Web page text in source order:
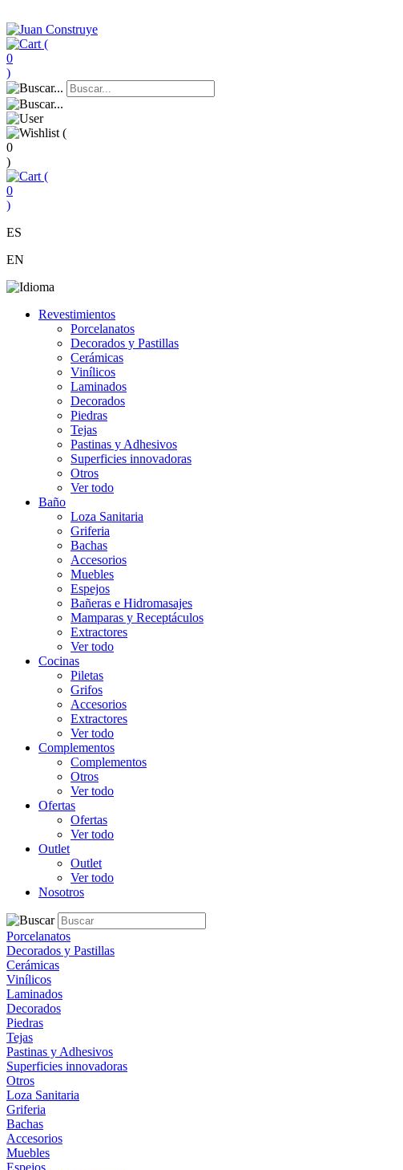
(
0
)
(
0
)
(
0
)
ES
EN
Revestimientos
Porcelanatos
Decorados y Pastillas
Cerámicas
Vinílicos
Laminados
Decorados
Piedras
Tejas
Pastinas y Adhesivos
Superficies innovadoras
Otros
Ver todo
Baño
Loza Sanitaria
Griferia
Bachas
Accesorios
Muebles
Espejos
Bañeras e Hidromasajes
Mamparas y Receptáculos
Extractores
Ver todo
Cocinas
Piletas
Grifos
Accesorios
Extractores
Ver todo
Complementos
Complementos
Otros
Ver todo
Ofertas
Ofertas
Ver todo
Outlet
Outlet
Ver todo
Nosotros
Porcelanatos
Decorados y Pastillas
Cerámicas
Vinílicos
Laminados
Decorados
Piedras
Tejas
Pastinas y Adhesivos
Superficies innovadoras
Otros
Loza Sanitaria
Griferia
Bachas
Accesorios
Muebles
Espejos